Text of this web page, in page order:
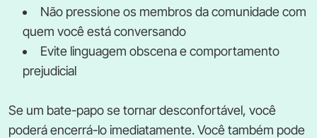
Não pressione os membros da comunidade com
quem você está conversando
Evite linguagem obscena e comportamento
prejudicial
Se um bate-papo se tornar desconfortável, você
poderá encerrá-lo imediatamente. Você também pode